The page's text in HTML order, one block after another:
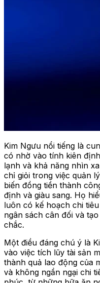
Kim Ngưu nổi tiếng là
có nhờ vào tính kiên
lạnh và khả năng nhìn
chỉ giỏi trong việc quản
biến đồng tiền thành
định và giàu sang. Họ
luôn có kế hoạch chi
ngân sách cân đối và
chắc.
Một điều đáng chú ý là
vào việc tích lũy tài sản
thành quả lao động của
và không ngần ngại chi